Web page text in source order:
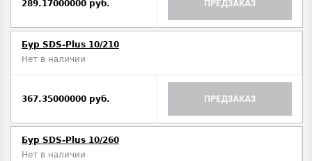
289.17000000 руб. ПРЕДЗАКАЗ
Бур SDS-Plus 10/210
Нет в наличии
367.35000000 руб. ПРЕДЗАКАЗ
Бур SDS-Plus 10/260
Нет в наличии